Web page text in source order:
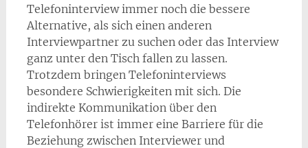
Telefoninterview immer noch die bessere
Alternative, als sich einen anderen
Interviewpartner zu suchen oder das Interview
ganz unter den Tisch fallen zu lassen.
Trotzdem bringen Telefoninterviews
besondere Schwierigkeiten mit sich. Die
indirekte Kommunikation über den
Telefonhörer ist immer eine Barriere für die
Beziehung zwischen Interviewer und